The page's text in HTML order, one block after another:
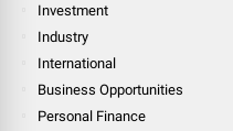
Investment
Industry
International
Business Opportunities
Personal Finance